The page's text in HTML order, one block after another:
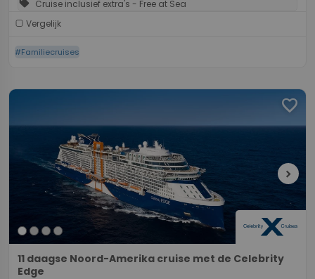
sell Cruise inclusief extra's - Free at Sea
Vergelijk
#Familiecruises
favorite
chevron_right
11 daagse Noord-Amerika cruise met de Celebrity
Edge